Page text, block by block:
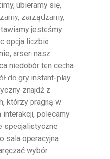
ubieramy się,
zarządzamy,
jesteśmy
opcja liczbie
arsen nasz
niedobór ten cecha
do gry instant-play
znajdź z
którzy pragną w
polecamy
specjalistyczne
sala operacyjna
wybór .